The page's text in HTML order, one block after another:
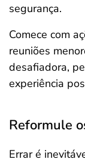
segurança.
Comece com
reuniões
desafiadora,
experiência
Reformule
Errar é